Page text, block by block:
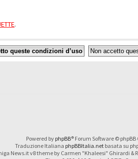
.
Powered by phpBB® Forum Software © phpBB
Traduzione Italiana phpBBItalia.netbasata su
News.it v8 theme by Carmen "Khaleesi" Ghirardi &